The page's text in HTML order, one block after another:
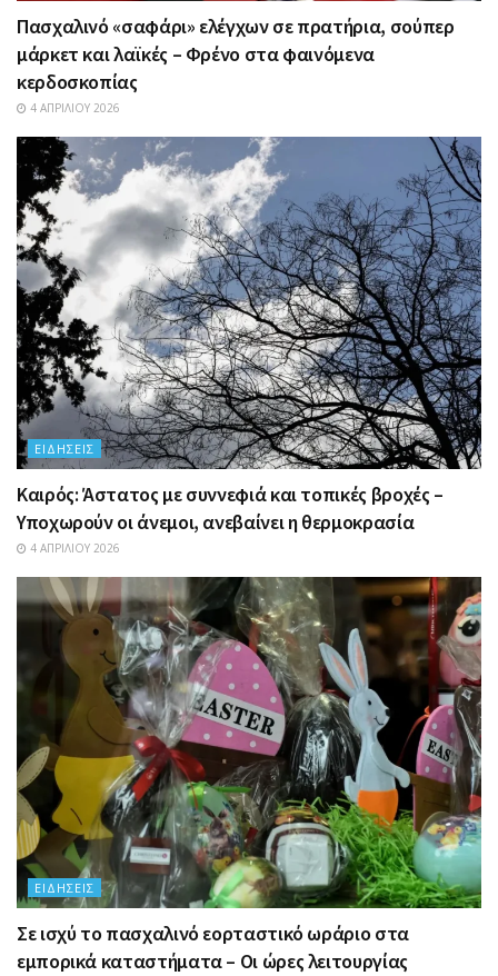
Πασχαλινό «σαφάρι» ελέγχων σε πρατήρια, σούπερ
μάρκετ και λαϊκές – Φρένο στα φαινόμενα
κερδοσκοπίας
4 ΑΠΡΙΛΊΟΥ 2026
ΕΙΔΉΣΕΙΣ
Καιρός: Άστατος με συννεφιά και τοπικές βροχές –
Υποχωρούν οι άνεμοι, ανεβαίνει η θερμοκρασία
4 ΑΠΡΙΛΊΟΥ 2026
ΕΙΔΉΣΕΙΣ
Σε ισχύ το πασχαλινό εορταστικό ωράριο στα
εμπορικά καταστήματα – Οι ώρες λειτουργίας